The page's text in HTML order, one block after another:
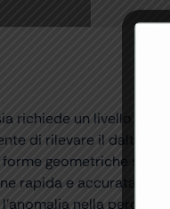
richiede un livello
di rilevare il
geometriche
rapida e accurata di
nella